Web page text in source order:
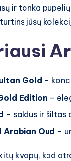
ir tonka
jūsų
Gold –
Edition –
– saldus ir šiltas
Oud –
kvapų, kad